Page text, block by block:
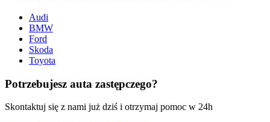
Audi
BMW
Ford
Skoda
Toyota
Potrzebujesz auta zastępczego?
Skontaktuj się z nami już dziś i otrzymaj pomoc w 24h